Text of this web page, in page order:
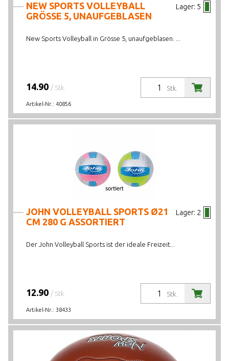
Lager: 5
NEW SPORTS VOLLEYBALL
GRÖSSE 5, UNAUFGEBLASEN
New Sports Volleyball in Grösse 5, unaufgeblasen. ...
Stk.
14.90 / Stk.
Artikel-Nr.: 40856
Lager: 2
JOHN VOLLEYBALL SPORTS Ø21
CM 280 G ASSORTIERT
Der John Volleyball Sports ist der ideale Freizeit...
Stk.
12.90 / Stk.
Artikel-Nr.: 38433